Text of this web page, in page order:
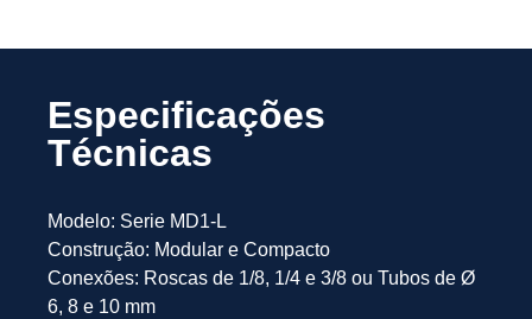
Especificações
Técnicas
Modelo: Serie MD1-L
Construção: Modular e Compacto
Conexões: Roscas de 1/8, 1/4 e 3/8 ou Tubos de Ø
6, 8 e 10 mm